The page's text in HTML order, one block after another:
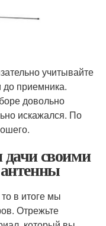
учитывайте
до приемника.
довольно
искажался. По
своими
в итоге мы
Отрежьте